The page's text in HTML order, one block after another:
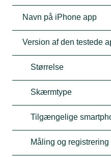
Navn på iPhone app
Version af den testede
Størrelse
Skærmtype
Tilgængelige
Måling og registrering